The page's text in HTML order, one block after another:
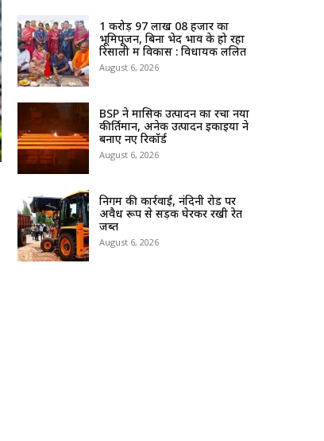
1 करोड़ 97 लाख 08 हजार का
भूमिपूजन, बिना भेद भाव के हो रहा
रिसाली में विकास : विधायक ललित
August 6, 2026
BSP ने मासिक उत्पादन का रचा नया
कीर्तिमान, अनेक उत्पादन इकाइयों ने
बनाए नए रिकॉर्ड
August 6, 2026
निगम की कार्रवाई, नंदिनी रोड पर
अवैध रूप से सड़क घेरकर रखी रेत
जब्त
August 6, 2026